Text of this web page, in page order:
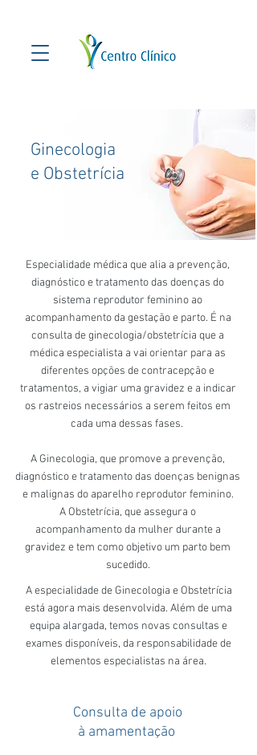
Ginecologia
e Obstetrícia
Especialidade médica que alia a prevenção,
diagnóstico e tratamento das doenças do
sistema reprodutor feminino ao
acompanhamento da gestação e parto. É na
consulta de ginecologia/obstetrícia que a
médica especialista a vai orientar para as
diferentes opções de contracepção e
tratamentos, a vigiar uma gravidez e a indicar
os rastreios necessários a serem feitos em
cada uma dessas fases.
A Ginecologia, que promove a prevenção,
diagnóstico e tratamento das doenças benignas
e malignas do aparelho reprodutor feminino.
A Obstetrícia, que assegura o
acompanhamento da mulher durante a
gravidez e tem como objetivo um parto bem
sucedido.
A especialidade de Ginecologia e Obstetrícia
está agora mais desenvolvida. Além de uma
equipa alargada, temos novas consultas e
exames disponíveis, da responsabilidade de
elementos especialistas na área.
Consulta de apoio
à amamentação